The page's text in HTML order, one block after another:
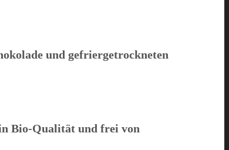
und gefriergetrockneten
Bio-Qualität und frei von